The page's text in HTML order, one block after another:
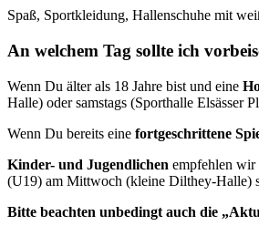
Spaß, Sportkleidung, Hallenschuhe mit
An welchem Tag sollte ich
Wenn Du älter als 18 Jahre bist und eine
Halle) oder samstags (Sporthalle Elsässer
Wenn Du bereits eine fortgeschrittene
Kinder- und Jugendlichen empfehlen wir
(U19) am Mittwoch (kleine Dilthey-Halle)
Bitte beachten unbedingt auch die